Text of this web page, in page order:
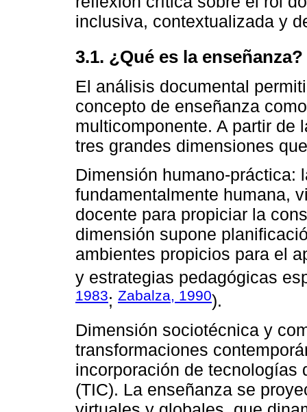
inclusiva, contextualizada y
3.1. ¿Qué es la enseñanza?
El análisis documental
concepto de enseñanza
multicomponente. A partir de
tres grandes dimensiones
Dimensión humano-práctica:
fundamentalmente humana,
docente para propiciar la
dimensión supone
ambientes propicios para el
y estrategias pedagógicas
1983; Zabalza, 1990).
Dimensión sociotécnica y
transformaciones
incorporación de tecnologías
(TIC). La enseñanza se